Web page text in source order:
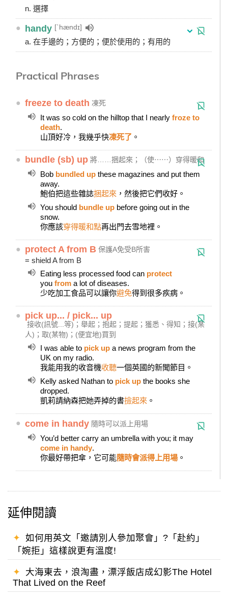
n. 選擇
● handy [ˋhændɪ]
a. 在手邊的；方便的；便於使用的；有用的
Practical Phrases
● freeze to death 凍死
It was so cold on the hilltop that I nearly froze to
death.
山頂好冷，我幾乎快凍死了 。
● bundle (sb) up 將……捆起來；（使⋯⋯）穿得暖和
Bob bundled up these magazines and put them
away.
鮑伯把這些雜誌捆起來 ，然後把它們收好。
You should bundle up before going out in the
snow.
你應該穿得暖和點再出門去雪地裡。
● protect A from B 保護A免受B所害
= shield A from B
Eating less processed food can protect
you from a lot of diseases.
少吃加工食品可以讓你避免得到很多疾病。
● pick up... / pick... up
接收(訊號...等)；舉起；抱起；提起；獲悉、得知；接(某
人)；取(某物)；(便宜地)買到
I was able to pick up a news program from the
UK on my radio.
我能用我的收音機收聽一個英國的新聞節目。
Kelly asked Nathan to pick up the books she
dropped.
凱莉請納森把她弄掉的書撿起來 。
● come in handy 隨時可以派上用場
You’d better carry an umbrella with you; it may
come in handy.
你最好帶把傘，它可能隨時會派得上用場。
延伸閱讀
✦ 如何用英文「邀請別人參加聚會」?「赴約」
「婉拒」這樣說更有溫度!
✦ 大海東去，浪淘盡，漂浮飯店成幻影The Hotel
That Lived on the Reef